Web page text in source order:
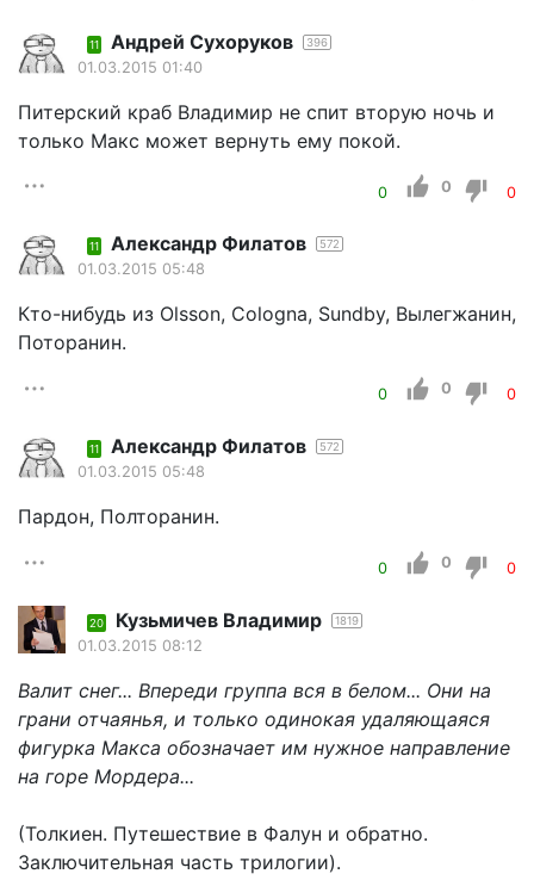
11 Андрей Сухоруков 396
01.03.2015 01:40
Питерский краб Владимир не спит вторую ночь и
только Макс может вернуть ему покой.
0 0 0
11 Александр Филатов 572
01.03.2015 05:48
Кто-нибудь из Olsson, Cologna, Sundby, Вылегжанин,
Поторанин.
0 0 0
11 Александр Филатов 572
01.03.2015 05:48
Пардон, Полторанин.
0 0 0
20 Кузьмичев Владимир 1819
01.03.2015 08:12
Валит снег... Впереди группа вся в белом... Они на
грани отчаянья, и только одинокая удаляющаяся
фигурка Макса обозначает им нужное направление
на горе Мордера...
(Толкиен. Путешествие в Фалун и обратно.
Заключительная часть трилогии).